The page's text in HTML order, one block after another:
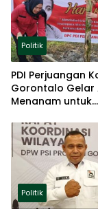
Politik
PDI Perjuangan
Gorontalo Gelar
Menanam untuk
Politik